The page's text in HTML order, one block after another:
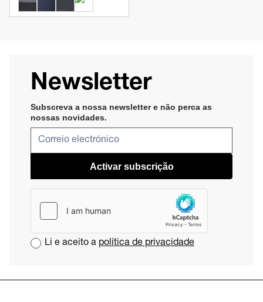
Newsletter
Subscreva a nossa newsletter e não perca as
nossas novidades​.
Activar subscrição
Li e aceito a política de privacidade